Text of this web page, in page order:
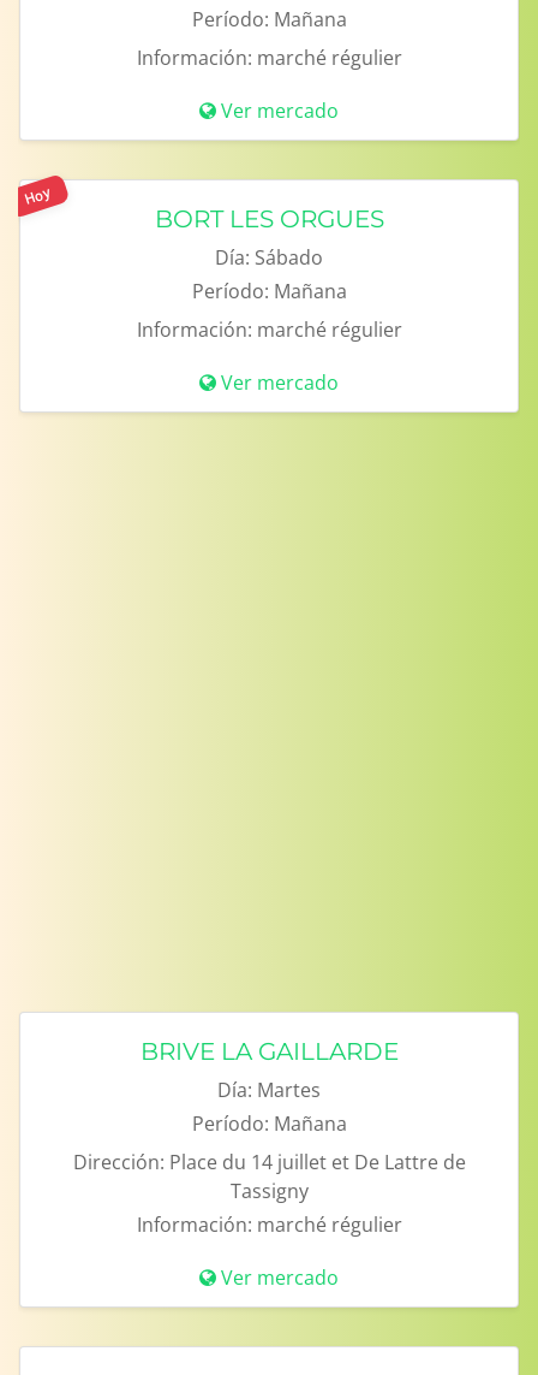
Período: Mañana
Información: marché régulier
Ver mercado
Hoy
BORT LES ORGUES
Día: Sábado
Período: Mañana
Información: marché régulier
Ver mercado
BRIVE LA GAILLARDE
Día: Martes
Período: Mañana
Dirección: Place du 14 juillet et De Lattre de
Tassigny
Información: marché régulier
Ver mercado